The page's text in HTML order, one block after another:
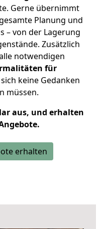
Gerne übernimmt
Planung und
– von der Lagerung
Zusätzlich
notwendigen
für
keine Gedanken
müssen.
aus, und erhalten
erhalten